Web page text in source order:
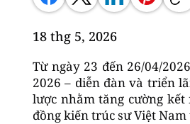
18 thg 5, 2026
Từ ngày 23 đến 26/04/
2026 – diễn đàn và triển
lược nhằm tăng cường
đồng kiến trúc sư Việt